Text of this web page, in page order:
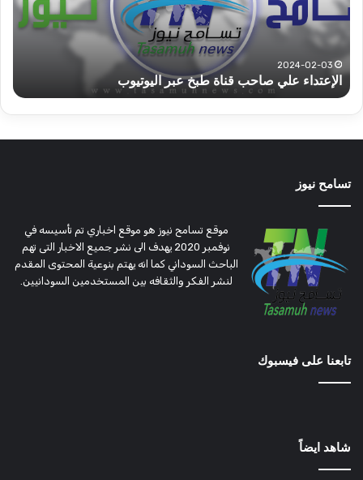
شرق
تؤمن
موسم
الحصاد
2022-12-08
قوات الدعم السريع قطاع ولاية شرق دارفور تؤمن موسم
الحصاد
تسامح نيوز
موقع تسامح نيوز هو موقع اخباري تم تأسيسه في
نوفمبر 2020 يهدف الى نشر جميع الاخبار التى تهم
الباحث السوداني كما انه يهتم بنوعية المحتوى المقدم
لنشر الفكر والثقافه بين المستخدمين السودانيين.
تابعنا على فيسبوك
شاهد ايضاً